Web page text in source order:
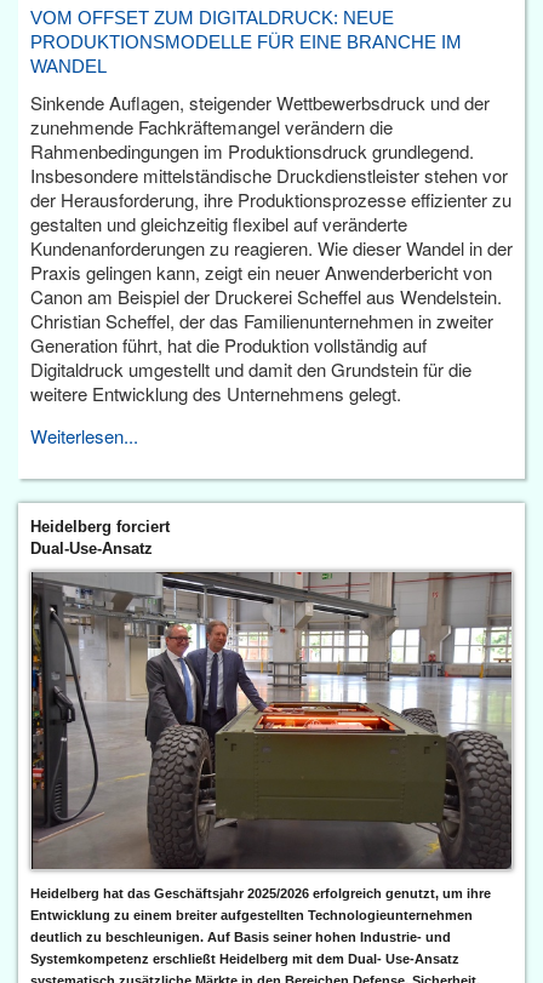
VOM OFFSET ZUM DIGITALDRUCK: NEUE
PRODUKTIONSMODELLE FÜR EINE BRANCHE IM
WANDEL
Sinkende Auflagen, steigender Wettbewerbsdruck und der
zunehmende Fachkräftemangel verändern die
Rahmenbedingungen im Produktionsdruck grundlegend.
Insbesondere mittelständische Druckdienstleister stehen vor
der Herausforderung, ihre Produktionsprozesse effizienter zu
gestalten und gleichzeitig flexibel auf veränderte
Kundenanforderungen zu reagieren. Wie dieser Wandel in der
Praxis gelingen kann, zeigt ein neuer Anwenderbericht von
Canon am Beispiel der Druckerei Scheffel aus Wendelstein.
Christian Scheffel, der das Familienunternehmen in zweiter
Generation führt, hat die Produktion vollständig auf
Digitaldruck umgestellt und damit den Grundstein für die
weitere Entwicklung des Unternehmens gelegt.
Weiterlesen...
Heidelberg forciert
Dual-Use-Ansatz
Heidelberg hat das Geschäftsjahr 2025/2026 erfolgreich genutzt, um ihre
Entwicklung zu einem breiter aufgestellten Technologieunternehmen
deutlich zu beschleunigen. Auf Basis seiner hohen Industrie- und
Systemkompetenz erschließt Heidelberg mit dem Dual- Use-Ansatz